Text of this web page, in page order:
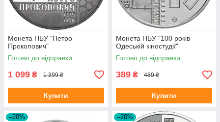
Монета НБУ "Петро
Прокопович"
Готово до відправки
1 099 ₴ 1 399 ₴
Купити
Монета НБУ "100 років
Одеській кіностудії"
Готово до відправки
389 ₴ 489 ₴
Купити
–20% –20%